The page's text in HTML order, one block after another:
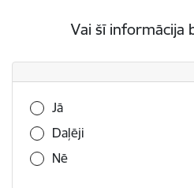
Vai šī informācija
Vai šī informācija bija
Jā
Daļēji
Nē